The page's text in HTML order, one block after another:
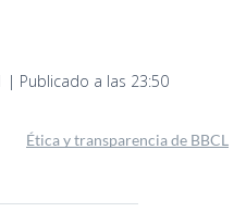
| Publicado a las 23:50
Ética y transparencia de BBCL